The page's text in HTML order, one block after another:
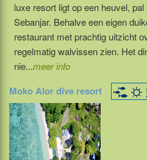
luxe resort ligt op een heuvel,
Sebanjar. Behalve een eigen
restaurant met prachtig uitzicht
regelmatig walvissen zien. Het
nie...meer info
Moko Alor dive resort